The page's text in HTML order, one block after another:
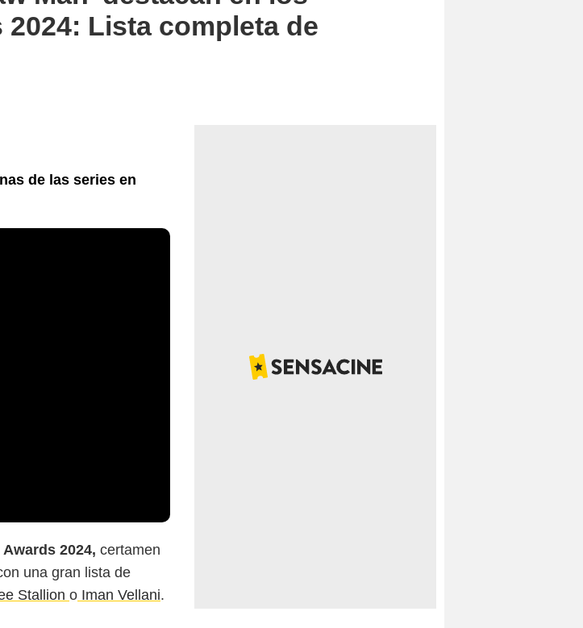
Lista completa de
esta noticia
de las series en
2024, certamen
una gran lista de
Stallion o Iman Vellani.